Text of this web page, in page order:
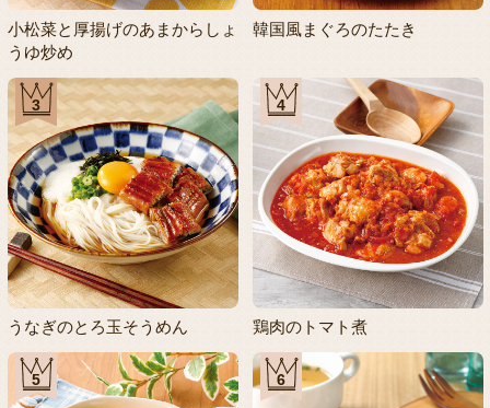
小松菜と厚揚げのあまからしょ
うゆ炒め
韓国風まぐろのたたき
3
うなぎのとろ玉そうめん
4
鶏肉のトマト煮
5 6